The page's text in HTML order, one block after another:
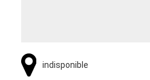
indisponible